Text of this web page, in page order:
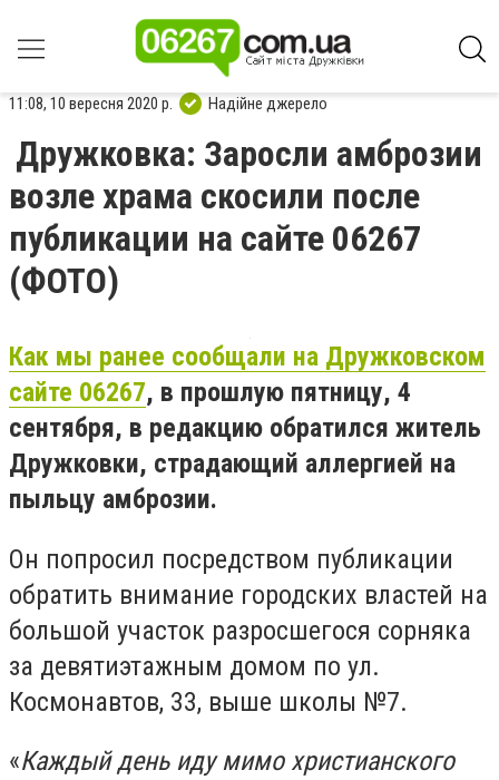
11:08, 10 вересня 2020 р. Надійне джерело
Дружковка: Заросли амброзии
возле храма скосили после
публикации на сайте 06267
(ФОТО)
Как мы ранее сообщали на Дружковском
сайте 06267, в прошлую пятницу, 4
сентября, в редакцию обратился житель
Дружковки, страдающий аллергией на
пыльцу амброзии.
Он попросил посредством публикации
обратить внимание городских властей на
большой участок разросшегося сорняка
за девятиэтажным домом по ул.
Космонавтов, 33, выше школы №7.
«Каждый день иду мимо христианского